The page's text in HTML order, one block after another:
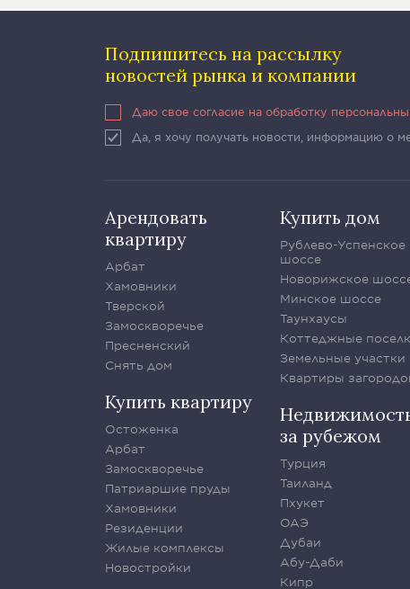
Подпишитесь на рассылку
новостей рынка и компании
Даю свое согласие на обработку
Да, я хочу получать новости, информацию о
Арендовать
квартиру
Арбат
Хамовники
Тверской
Замоскворечье
Пресненский
Снять дом
Купить квартиру
Остоженка
Арбат
Замоскворечье
Патриаршие пруды
Хамовники
Резиденции
Жилые комплексы
Новостройки
Купить дом
Рублево-Успенское
шоссе
Новорижское
Минское шоссе
Таунхаусы
Коттеджные
Земельные участки
Квартиры
за рубежом
Турция
Таиланд
Пхукет
ОАЭ
Дубаи
Абу-Даби
Кипр